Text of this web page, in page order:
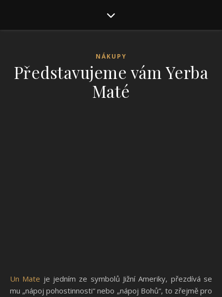
NÁKUPY
Představujeme vám Yerba
Maté
Un Mate je jedním ze symbolů Jižní Ameriky, přezdívá se
mu „nápoj pohostinnosti“ nebo „nápoj Bohů“, to zřejmě pro